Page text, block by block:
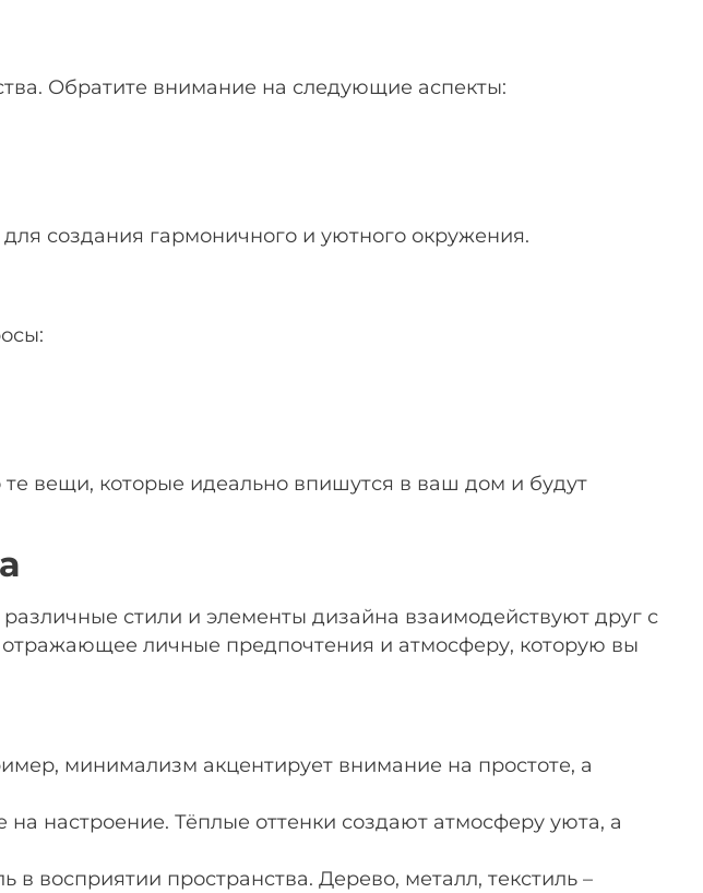
Обратите внимание на следующие аспекты:
создания гармоничного и уютного окружения.
вещи, которые идеально впишутся в ваш дом и будут
стили и элементы дизайна взаимодействуют друг с
личные предпочтения и атмосферу, которую вы
минимализм акцентирует внимание на простоте, а
на настроение. Тёплые оттенки создают атмосферу уюта, а
восприятии пространства. Дерево, металл, текстиль –